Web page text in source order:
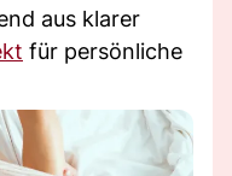
aus klarer
für persönliche